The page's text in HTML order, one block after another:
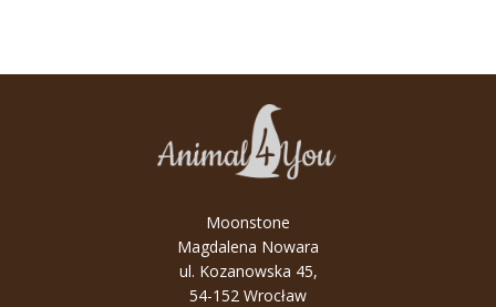
Moonstone
Magdalena Nowara
ul. Kozanowska 45,
54-152 Wrocław